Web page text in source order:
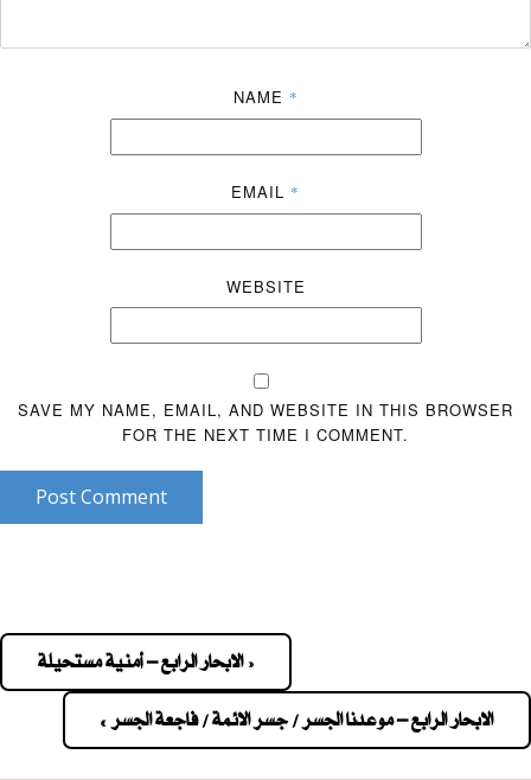
NAME *
EMAIL *
WEBSITE
SAVE MY NAME, EMAIL, AND WEBSITE IN THIS BROWSER
FOR THE NEXT TIME I COMMENT.
Post Comment
navigation
« الابحار الرابع – أمنية مستحيلة
الابحار الرابع – موعدنا الجسر / جسر الائمة / فاجعة الجسر »